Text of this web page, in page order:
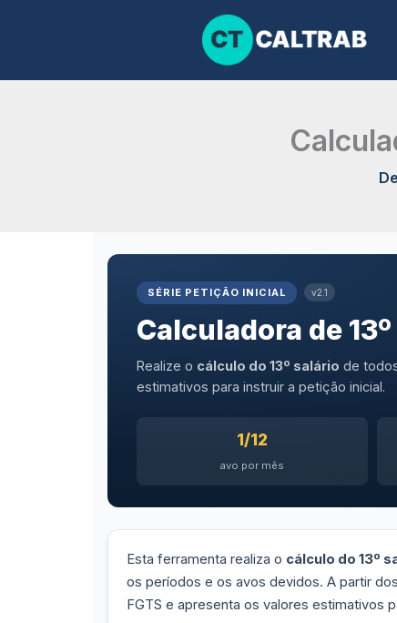
conteúdo
SÉRIE PETIÇÃO INICIAL v2.1
Calculadora de
Realize o cálculo do 13º salário de
estimativos para instruir a petição inicial.
1/12
avo por mês
Esta ferramenta realiza o cálculo do 13º
os períodos e os avos devidos. A partir
FGTS e apresenta os valores estimativos